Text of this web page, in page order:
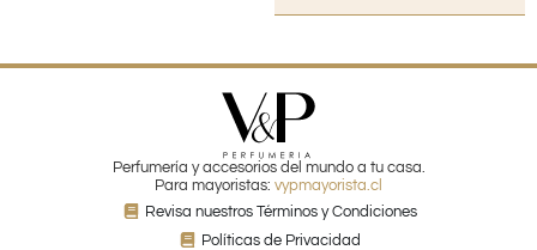
Perfumería y accesorios del mundo a tu casa.
Para mayoristas: vypmayorista.cl
Revisa nuestros Términos y Condiciones
Políticas de Privacidad